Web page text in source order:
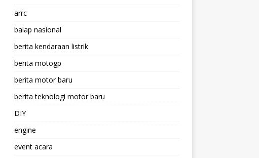
arrc
balap nasional
berita kendaraan listrik
berita motogp
berita motor baru
berita teknologi motor baru
DIY
engine
event acara